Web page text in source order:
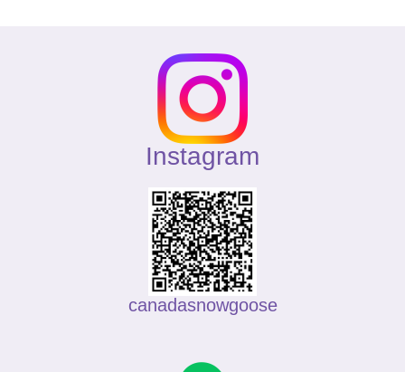
Instagram
canadasnowgoose